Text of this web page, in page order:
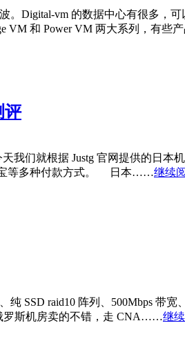
。Digital-vm 的数据中心有很多，
VM 和 Power VM 两大系列，有
评
们就根据 Justg 官网提供的日本
宝等多种付款方式。 日本……继续
SSD raid10 阵列、500Mbps 带
罗斯机房卖的不错，走 CNA……继